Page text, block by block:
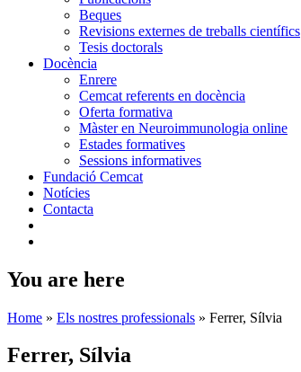
Beques
Revisions externes de treballs científics
Tesis doctorals
Docència
Enrere
Cemcat referents en docència
Oferta formativa
Màster en Neuroimmunologia online
Estades formatives
Sessions informatives
Fundació Cemcat
Notícies
Contacta
You are here
Home » Els nostres professionals » Ferrer, Sílvia
Ferrer, Sílvia